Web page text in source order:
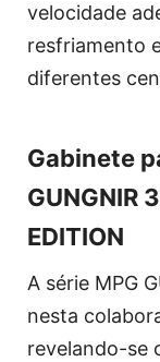
velocidade
resfriamento
diferentes
Gabinete
GUNGNIR
EDITION
A série MPG
nesta
revelando-se